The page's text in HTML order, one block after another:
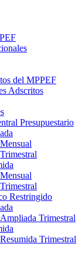
del MPPEF
Adscritos
Presupuestario
Mensual
Trimestral
Mensual
Trimestral
Restringido
Ampliada Trimestral
Resumida Trimestral